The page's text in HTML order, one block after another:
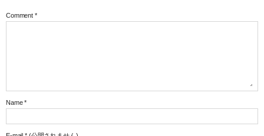
Comment *
Name *